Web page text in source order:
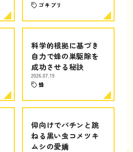
ゴキブリ
科学的根拠に基づき
自力で蜂の巣駆除を
成功させる秘訣
2026.07.19
蜂
仰向けでパチンと跳
ねる黒い虫コメツキ
ムシの愛嬌